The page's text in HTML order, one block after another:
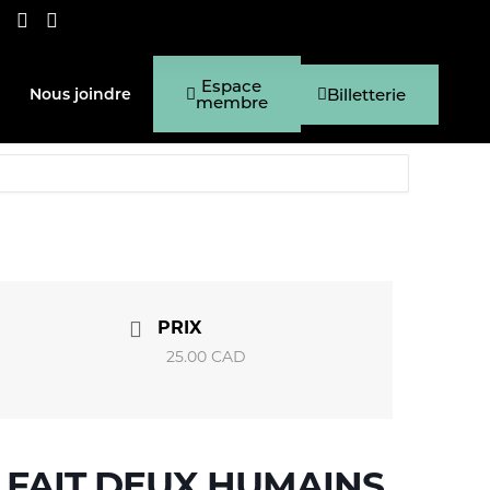
Nous joindre Espace
membre Billetterie
PRIX
25.00 CAD